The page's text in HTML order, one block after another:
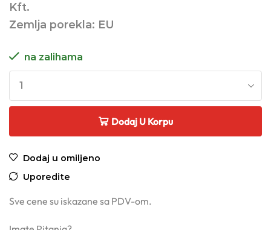
Kft.
Zemlja porekla: EU
na zalihama
Dodaj U Korpu
Dodaj u omiljeno
Uporedite
Sve cene su iskazane sa PDV-om.